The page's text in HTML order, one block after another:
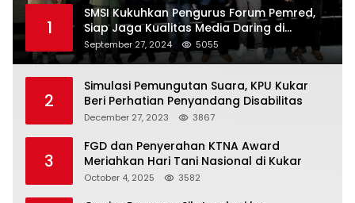
1
SMSI Kukuhkan Pengurus Forum Pemred,
Siap Jaga Kualitas Media Daring di
Indonesia
September 27, 2024 5055
2
Simulasi Pemungutan Suara, KPU Kukar
Beri Perhatian Penyandang Disabilitas
December 27, 2023 3867
3
FGD dan Penyerahan KTNA Award
Meriahkan Hari Tani Nasional di Kukar
October 4, 2025 3582